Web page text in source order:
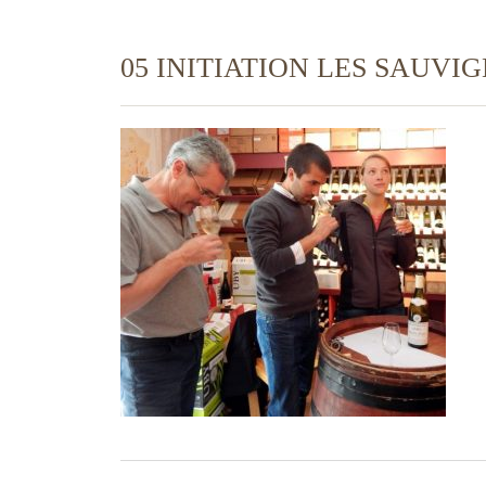
05 INITIATION LES